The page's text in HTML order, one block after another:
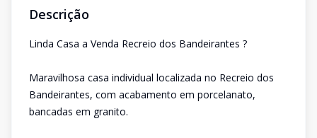
Descrição
Linda Casa a Venda Recreio dos Bandeirantes ?
Maravilhosa casa individual localizada no Recreio dos
Bandeirantes, com acabamento em porcelanato,
bancadas em granito.